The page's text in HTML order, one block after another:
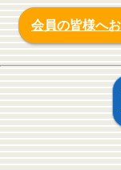
会員の皆様へ